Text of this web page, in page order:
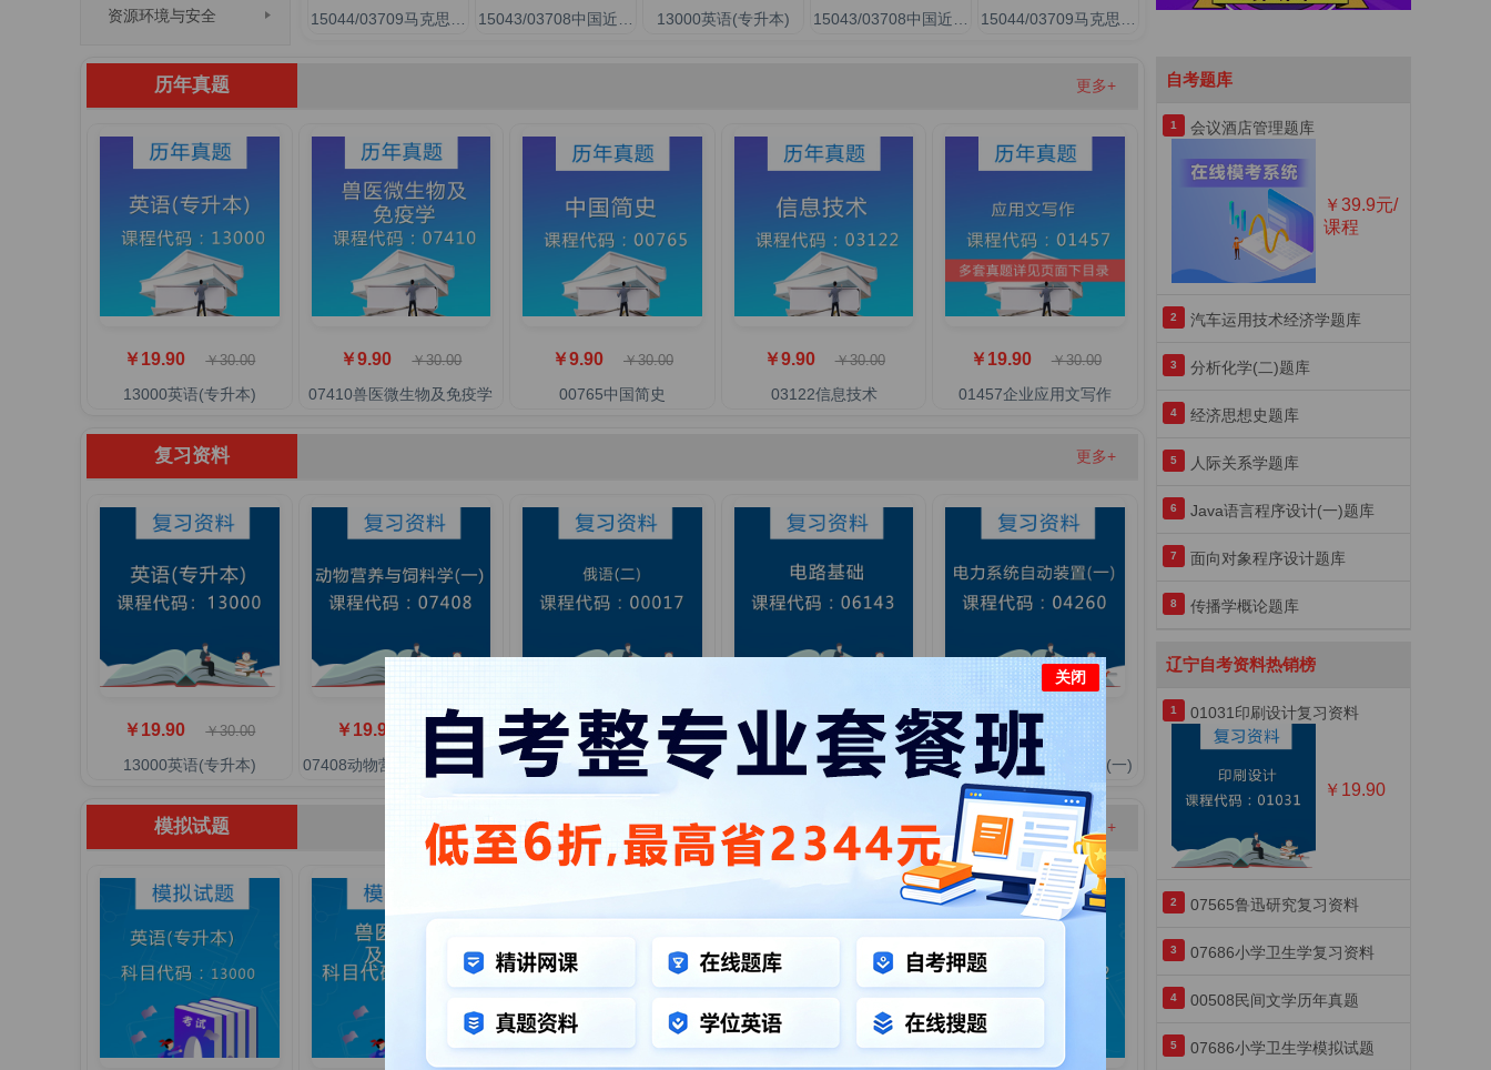
资源环境与安全 13000英语(专升本)
历年真题 更多+
￥19.90 ￥30.00
13000英语(专升本)
￥9.90 ￥30.00
07410兽医微生物及免疫学
￥9.90 ￥30.00
00765中国简史
￥9.90 ￥30.00
03122信息技术
￥19.90 ￥30.00
01457企业应用文写作
复习资料 更多+
￥19.90 ￥30.00
13000英语(专升本)
￥19.90 ￥30.00
07408动物营养与饲料学(一)
￥19.90 ￥30.00
00017俄语(二)
￥19.90 ￥30.00
06143电路基础
￥19.90 ￥30.00
04260电力系统自动装置(一)
模拟试题 更多+
自考题库
1 会议酒店管理题库
￥39.9元/
课程
2 汽车运用技术经济学题库
3 分析化学(二)题库
4 经济思想史题库
5 人际关系学题库
6 Java语言程序设计(一)题库
7 面向对象程序设计题库
8 传播学概论题库
辽宁自考资料热销榜
1 01031印刷设计复习资料
￥19.90
2 07565鲁迅研究复习资料
3 07686小学卫生学复习资料
4 00508民间文学历年真题
5 07686小学卫生学模拟试题
关闭